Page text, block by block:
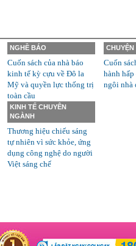
NGHỀ BÁO
Cuốn sách của nhà báo
kinh tế kỳ cựu về Đô la
Mỹ và quyền lực thống trị
toàn cầu
Cuốn
hành
ngôi nhà
KINH TẾ CHUYÊN
NGÀNH
Thương hiệu chiếu sáng
tự nhiên vì sức khỏe, ứng
dụng công nghệ do người
Việt sáng chế